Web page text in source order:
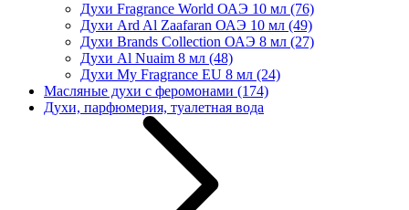
Духи Fragrance World ОАЭ 10 мл (76)
Духи Ard Al Zaafaran ОАЭ 10 мл (49)
Духи Brands Collection ОАЭ 8 мл (27)
Духи Al Nuaim 8 мл (48)
Духи My Fragrance EU 8 мл (24)
Масляные духи с феромонами (174)
Духи, парфюмерия, туалетная вода